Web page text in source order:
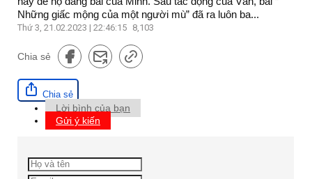
Những giấc mộng của một người mù” đã ra luôn ba...
Thứ 3, 21.02.2023 | 22:46:15 8,103
Chia sẻ
Chia sẻ
Lời bình của bạn
Gửi ý kiến